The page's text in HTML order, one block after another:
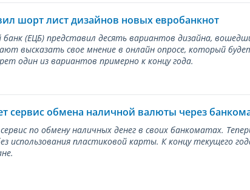
шорт лист дизайнов новых евробанкнот
банк (ЕЦБ) представил десять вариантов дизайна,
высказать свое мнение в онлайн опросе, который
один из вариантов примерно к концу года.
сервис обмена наличной валюты через
по обмену наличных денег в своих банкоматах.
использования пластиковой карты. К концу текущего